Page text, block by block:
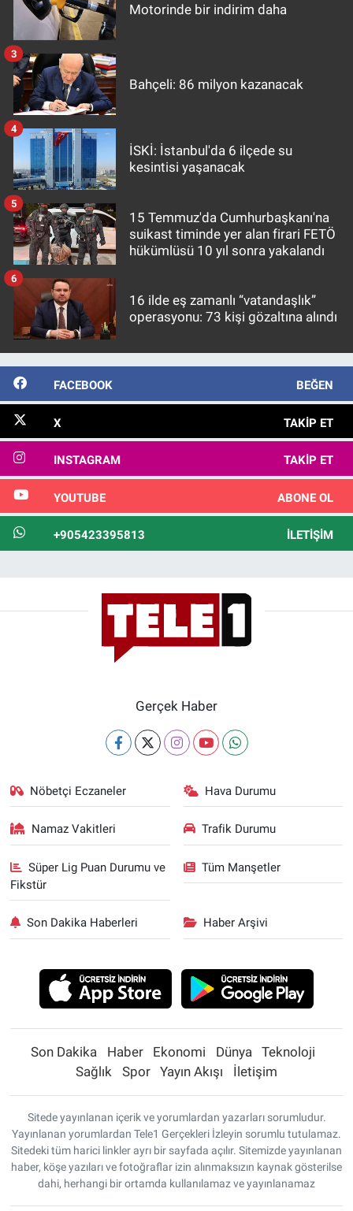
Motorinde bir indirim daha
Bahçeli: 86 milyon kazanacak
3
İSKİ: İstanbul'da 6 ilçede su
kesintisi yaşanacak
4
15 Temmuz'da Cumhurbaşkanı'na
suikast timinde yer alan firari FETÖ
hükümlüsü 10 yıl sonra yakalandı
5
16 ilde eş zamanlı “vatandaşlık”
operasyonu: 73 kişi gözaltına alındı
6
FACEBOOK BEĞEN
X TAKIP ET
INSTAGRAM TAKIP ET
YOUTUBE ABONE OL
+905423395813 İLETIŞIM
Gerçek Haber
Nöbetçi Eczaneler Hava Durumu
Namaz Vakitleri Trafik Durumu
Süper Lig Puan Durumu ve
Fikstür
Tüm Manşetler
Son Dakika Haberleri Haber Arşivi
Son Dakika Haber Ekonomi Dünya
Teknoloji
Sağlık
Spor Yayın Akışı İletişim
Sitede yayınlanan içerik ve yorumlardan yazarları sorumludur.
Yayınlanan yorumlardan Tele1 Gerçekleri İzleyin sorumlu tutulamaz.
Sitedeki tüm harici linkler ayrı bir sayfada açılır. Sitemizde yayınlanan
haber, köşe yazıları ve fotoğraflar izin alınmaksızın kaynak gösterilse
dahi, herhangi bir ortamda kullanılamaz ve yayınlanamaz